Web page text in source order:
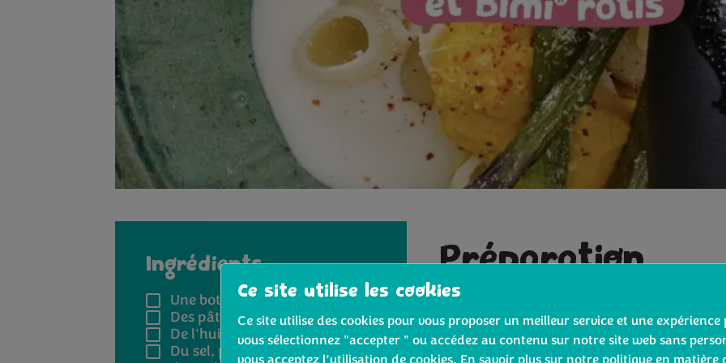
Ingrédients
Une botte de carottes
Des pâtes Alpina
De l'huile d’olive
Du sel, poivre et piment
Préparation
Dans un grand plat allant au four,
d’olive, sel, poivre, piment d’espelette
Ce site utilise les cookies
Ce site utilise des cookies pour vous proposer un meilleur service et une expérience
vous sélectionnez "accepter " ou accédez au contenu sur notre site web sans
vous acceptez l’utilisation de cookies. En savoir plus sur notre politique en matière